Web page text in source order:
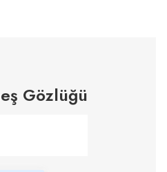
Gözlüğü